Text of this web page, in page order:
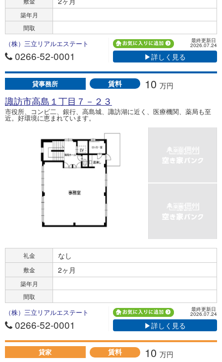
築年月
間取
（株）三立リアルエステート
0266-52-0001
最終更新日
2026.07.24
▶詳しく見る
貸事務所 賃料 10 万円
諏訪市高島１丁目７－２３
市役所、コンビ二、銀行、高島城、諏訪湖に近く、医療機関、薬局も至
近。好環境に恵まれています。
礼金 なし
敷金 2ヶ月
築年月
間取
（株）三立リアルエステート
0266-52-0001
最終更新日
2026.07.24
▶詳しく見る
貸家 賃料 10 万円